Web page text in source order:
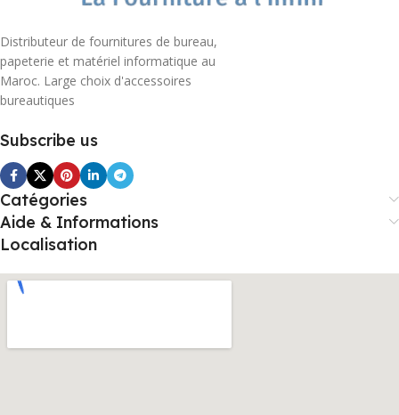
Distributeur de fournitures de bureau,
papeterie et matériel informatique au
Maroc. Large choix d'accessoires
bureautiques
Subscribe us
Catégories
Aide & Informations
Localisation